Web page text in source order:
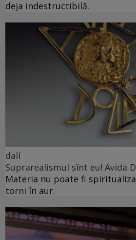
deja indestructibilă.
dalí
Suprarealismul sînt eu! Avida
Materia nu poate fi
torni în aur.